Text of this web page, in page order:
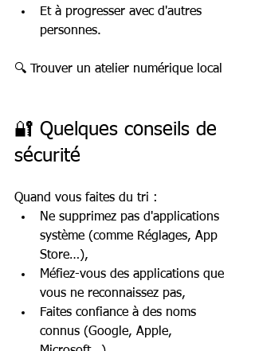
Et à progresser avec d'autres
personnes.
🔍 Trouver un atelier numérique local
🔐 Quelques conseils de
sécurité
Quand vous faites du tri :
Ne supprimez pas d'applications
système (comme Réglages, App
Store…),
Méfiez-vous des applications que
vous ne reconnaissez pas,
Faites confiance à des noms
connus (Google, Apple,